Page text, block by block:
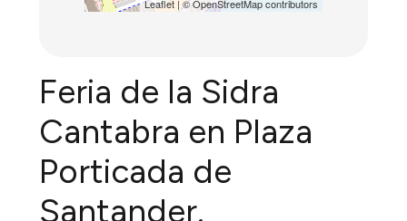
Leaflet| ©OpenStreetMapcontributors
Feria de la Sidra
Cantabra en Plaza
Porticada de
Santander.